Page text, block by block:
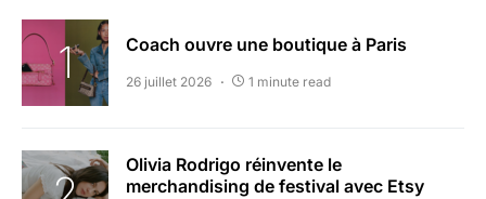
Coach ouvre une boutique à Paris
26 juillet 2026 1 minute read
Olivia Rodrigo réinvente le
merchandising de festival avec Etsy